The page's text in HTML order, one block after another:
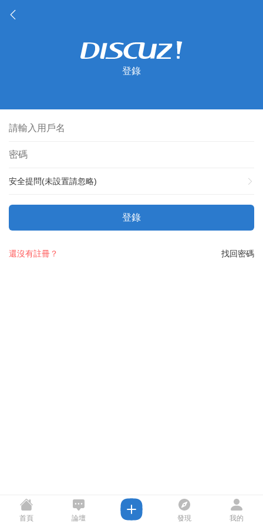
登錄
安全提問(未設置請忽略)
登錄
找回密碼
還沒有註冊？
首頁 論壇 發現 我的